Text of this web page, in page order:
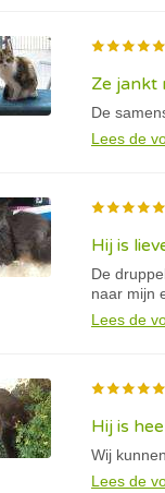
Ze jankt
De
Lees de
Hij is
De
naar mijn
Lees de
Hij is
Wij
Lees de